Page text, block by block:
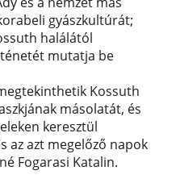
gyászkultúrát;
halálától
mutatja be
Kossuth
másolatát, és
keresztül
az azt megelőző napok
Fogarasi Katalin.